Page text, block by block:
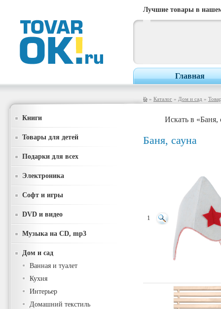
Лучшие товары в
Главная
» Каталог » Дом и сад »
Книги
Товары для детей
Подарки для всех
Электроника
Софт и игры
DVD и видео
Музыка на CD, mp3
Дом и сад
Ванная и туалет
Кухня
Интерьер
Домашний текстиль
Искать в «Баня,
Баня, сауна
1